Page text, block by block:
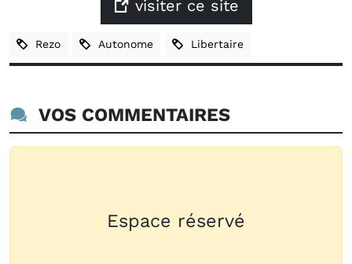
visiter ce site
Rezo Autonome Libertaire
VOS COMMENTAIRES
Espace réservé